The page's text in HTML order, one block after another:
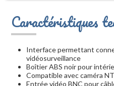
Caractéristiques
Interface permettant
vidéosurveillance
Boîtier ABS noir pour
Compatible avec caméra
Entrée vidéo BNC pour